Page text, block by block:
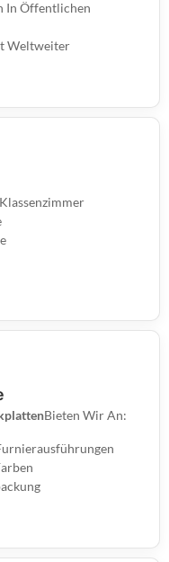
In Öffentlichen
Weltweiter
Bieten Wir An: